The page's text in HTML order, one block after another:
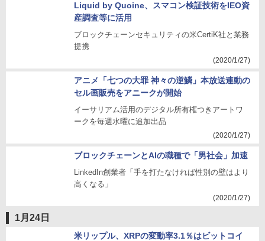
Liquid by Quoine、スマコン検証技術をIEO資
産調査等に活用
ブロックチェーンセキュリティの米CertiK社と業務
提携
(2020/1/27)
アニメ「七つの大罪 神々の逆鱗」本放送連動の
セル画販売をアニークが開始
イーサリアム活用のデジタル所有権つきアートワ
ークを毎週水曜に追加出品
(2020/1/27)
ブロックチェーンとAIの職種で「男社会」加速
LinkedIn創業者「手を打たなければ性別の壁はより
高くなる」
(2020/1/27)
1月24日
米リップル、XRPの変動率3.1％はビットコイ